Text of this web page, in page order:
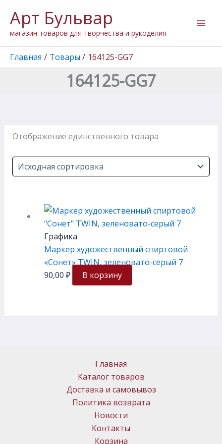
содержимому
Арт Бульвар
магазин товаров для творчества и рукоделия
Главная Товары 164125-GG7
164125-GG7
Отображение единственного товара
Графика
Маркер художественный спиртовой
«Сонет» TWIN, зеленовато-серый 7
90,00 ₽ В корзину
Главная
Каталог товаров
Доставка и самовывоз
Политика возврата
Новости
Контакты
Корзина